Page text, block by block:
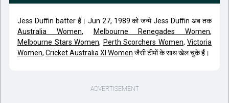
Jess Duffin batter हैं। Jun 27, 1989 को जन्मे Jess Duffin अब तक
Australia Women, Melbourne Renegades Women,
Melbourne Stars Women, Perth Scorchers Women, Victoria
Women, Cricket Australia XI Women जैसी टीमों के साथ खेल चुके हैं।